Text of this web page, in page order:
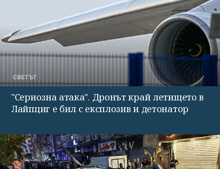
СВЕТЪТ
"Сериозна атака". Дронът край летището в
Лайпциг е бил с експлозив и детонатор